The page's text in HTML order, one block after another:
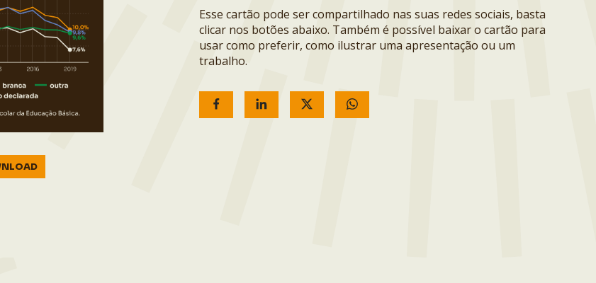
Esse cartão pode ser compartilhado nas suas redes sociais, basta
clicar nos botões abaixo. Também é possível baixar o cartão para
usar como preferir, como ilustrar uma apresentação ou um
trabalho.